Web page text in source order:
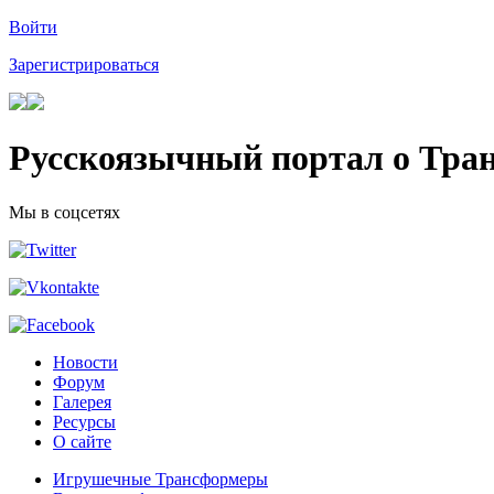
Войти
Зарегистрироваться
Русскоязычный портал о
Мы в соцсетях
Новости
Форум
Галерея
Ресурсы
О сайте
Игрушечные Трансформеры